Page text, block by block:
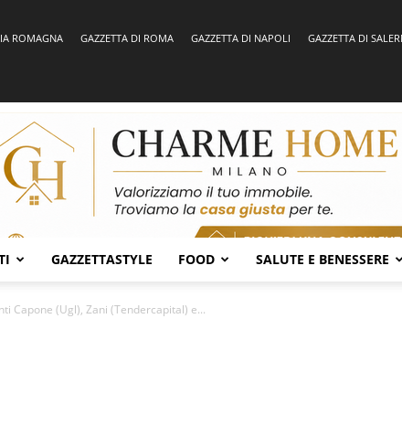
ROMAGNA GAZZETTA DI ROMA GAZZETTA DI NAPOLI GAZZETTA DI
GAZZETTASTYLE FOOD SALUTE E BENESSERE
Capone (Ugl), Zani (Tendercapital) e...